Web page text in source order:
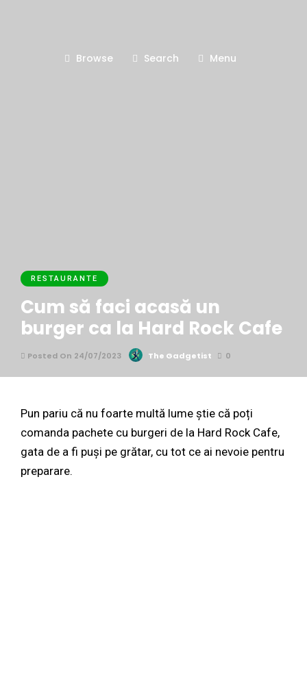
Browse Search Menu
RESTAURANTE
Cum să faci acasă un
burger ca la Hard Rock Cafe
Posted On 24/07/2023 The Gadgetist 0
Pun pariu că nu foarte multă lume știe că poți
comanda pachete cu burgeri de la Hard Rock Cafe,
gata de a fi puși pe grătar, cu tot ce ai nevoie pentru
preparare.